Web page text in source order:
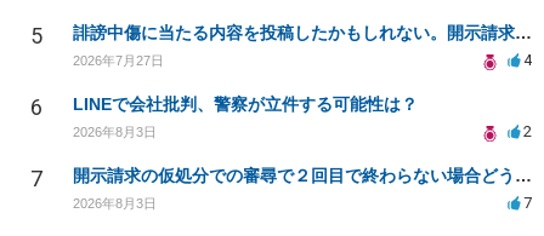
5 誹謗中傷に当たる内容を投稿したかもしれない。開示請求や民事刑事裁判に発展しうるのか教えて欲しい。
2026年7月27日 4
6 LINEで会社批判、警察が立件する可能性は？
2026年8月3日 2
7 開示請求の仮処分での審尋で２回目で終わらない場合どうしたらいいですか
2026年8月3日 7